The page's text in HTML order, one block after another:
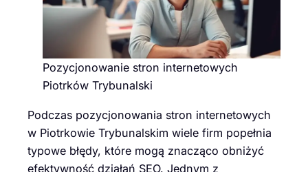
Pozycjonowanie stron internetowych
Piotrków Trybunalski
Podczas pozycjonowania stron internetowych
w Piotrkowie Trybunalskim wiele firm popełnia
typowe błędy, które mogą znacząco obniżyć
efektywność działań SEO. Jednym z